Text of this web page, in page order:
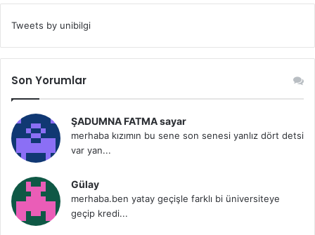
Tweets by unibilgi
Son Yorumlar
ŞADUMNA FATMA sayar
merhaba kızımın bu sene son senesi yanlız dört detsi
var yan...
Gülay
merhaba.ben yatay geçişle farklı bi üniversiteye
geçip kredi...